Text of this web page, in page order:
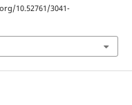
10.52761/3041-